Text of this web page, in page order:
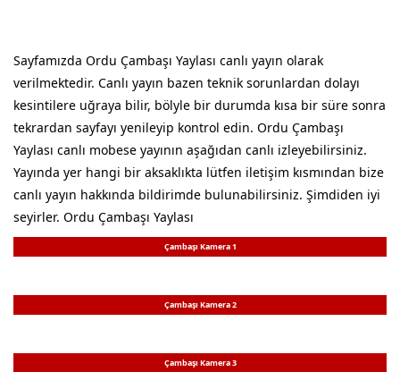
Sayfamızda Ordu Çambaşı Yaylası canlı yayın olarak
verilmektedir. Canlı yayın bazen teknik sorunlardan dolayı
kesintilere uğraya bilir, bölyle bir durumda kısa bir süre sonra
tekrardan sayfayı yenileyip kontrol edin. Ordu Çambaşı
Yaylası canlı mobese yayının aşağıdan canlı izleyebilirsiniz.
Yayında yer hangi bir aksaklıkta lütfen iletişim kısmından bize
canlı yayın hakkında bildirimde bulunabilirsiniz. Şimdiden iyi
seyirler. Ordu Çambaşı Yaylası
Çambaşı Kamera 1
Çambaşı Kamera 2
Çambaşı Kamera 3